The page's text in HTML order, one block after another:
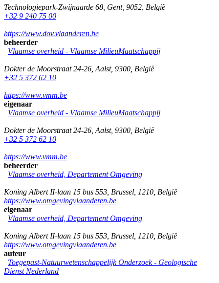
Technologiepark-Zwijnaarde 68 Gent, 9052 België
+32 9 240 75 00
https://www.dov.vlaanderen.be
beheerder
Vlaamse overheid - Vlaamse MilieuMaatschappij
Dokter de Moorstraat 24-26 Aalst, 9300 België
+32 5 372 62 10
https://www.vmm.be
eigenaar
Vlaamse overheid - Vlaamse MilieuMaatschappij
Dokter de Moorstraat 24-26 Aalst, 9300 België
+32 5 372 62 10
https://www.vmm.be
beheerder
Vlaamse overheid, Departement Omgeving
Koning Albert II-laan 15 bus 553 Brussel 1210 België
https://www.omgevingvlaanderen.be
eigenaar
Vlaamse overheid, Departement Omgeving
Koning Albert II-laan 15 bus 553 Brussel 1210 België
https://www.omgevingvlaanderen.be
auteur
Toegepast-Natuurwetenschappelijk Onderzoek - Geologische
Dienst Nederland